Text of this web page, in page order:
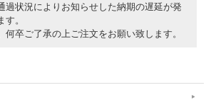
過状況によりお知らせした納期の遅延が発
。
何卒ご了承の上ご注文をお願い致します。